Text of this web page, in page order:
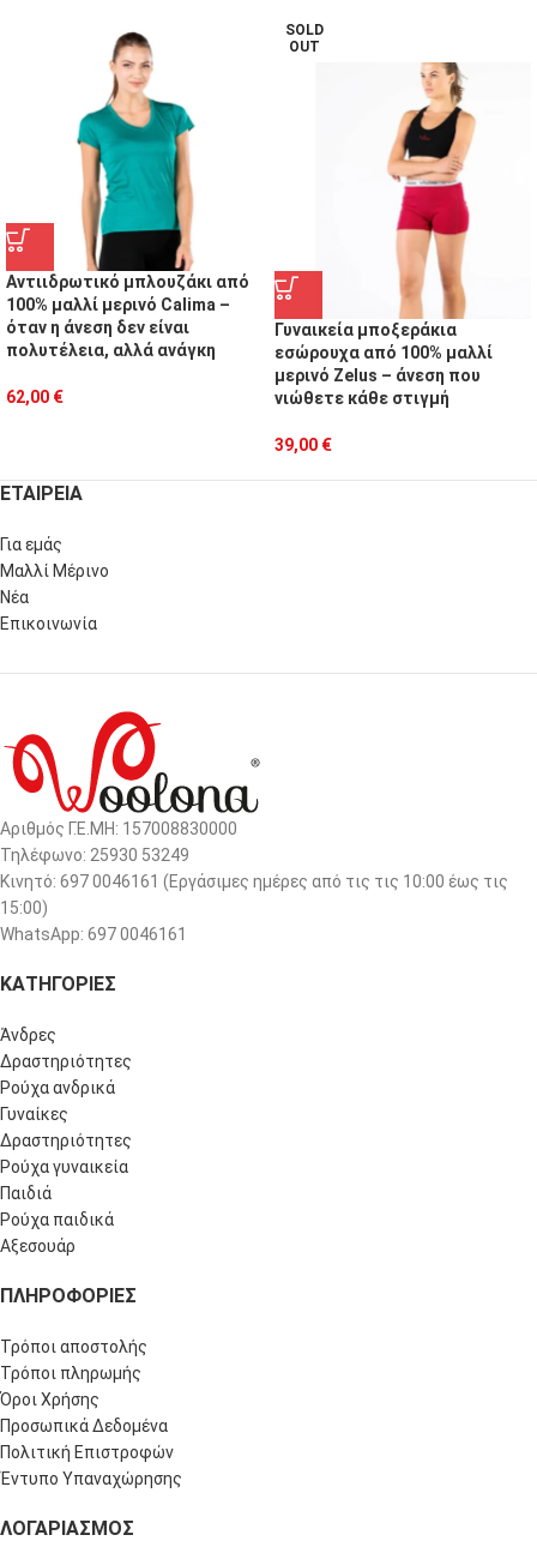
Αντιιδρωτικό μπλουζάκι από
100% μαλλί μερινό Calima –
όταν η άνεση δεν είναι
πολυτέλεια, αλλά ανάγκη
62,00 €
SOLD
OUT
Γυναικεία μποξεράκια
εσώρουχα από 100% μαλλί
μερινό Zelus – άνεση που
νιώθετε κάθε στιγμή
39,00 €
ΕΤΑΙΡΕΙΑ
Για εμάς
Μαλλί Μέρινο
Νέα
Επικοινωνία
Αριθμός Γ.Ε.ΜΗ: 157008830000
Τηλέφωνο: 25930 53249
Κινητό: 697 0046161 (Eργάσιμες ημέρες από τις τις 10:00 έως τις
15:00)
WhatsApp: 697 0046161
ΚΑΤΗΓΟΡΙΕΣ
Άνδρες
Δραστηριότητες
Ρούχα ανδρικά
Γυναίκες
Δραστηριότητες
Ρούχα γυναικεία
Παιδιά
Ρούχα παιδικά
Αξεσουάρ
ΠΛΗΡΟΦΟΡΊΕΣ
Τρόποι αποστολής
Τρόποι πληρωμής
Όροι Χρήσης
Προσωπικά Δεδομένα
Πολιτική Επιστροφών
Έντυπο Υπαναχώρησης
ΛΟΓΑΡΙΑΣΜΌΣ